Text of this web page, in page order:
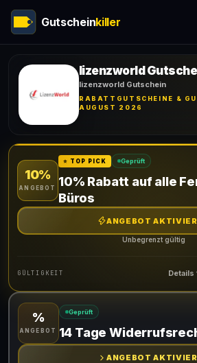
Gutscheinkiller
lizenzworld
lizenzworld Gutschein
RABATTGUTSCHEINE &
AUGUST 2026
10%
ANGEBOT
⭐ TOP PICK Geprüft
10% Rabatt auf alle
Büros
ANGEBOT
Unbegrenzt gültig
GÜLTIGKEIT Details
Gültig für teilnehmende Produkte
%
ANGEBOT
Geprüft
14 Tage
ANGEBOT